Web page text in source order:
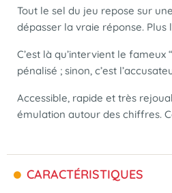
Tout le sel du jeu repose sur
dépasser la vraie réponse.
C’est là qu’intervient le fameux “
pénalisé ; sinon, c’est
Accessible, rapide et très
émulation autour des chiffres.
CARACTÉRISTIQUES